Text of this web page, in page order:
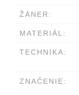
ŽÁNER:
MATERIÁL:
TECHNIKA:
ZNAČENIE: